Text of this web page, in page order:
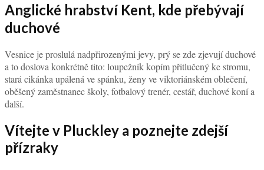
Anglické hrabství Kent, kde přebývají
duchové
Vesnice je proslulá nadpřirozenými jevy, prý se zde zjevují duchové
a to doslova konkrétně tito: loupežník kopím přitlučený ke stromu,
stará cikánka upálená ve spánku, ženy ve viktoriánském oblečení,
oběšený zaměstnanec školy, fotbalový trenér, cestář, duchové koní a
další.
Vítejte v Pluckley a poznejte zdejší
přízraky